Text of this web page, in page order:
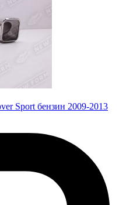
Sport бензин 2009-2013